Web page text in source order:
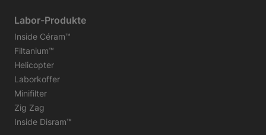
Labor-Produkte
Inside Céram™
Filtanium™
Helicopter
Laborkoffer
Minifilter
Zig Zag
Inside Disram™